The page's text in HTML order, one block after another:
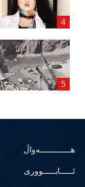
هــــــــــــەواڵ
ئـــــابـــــووری